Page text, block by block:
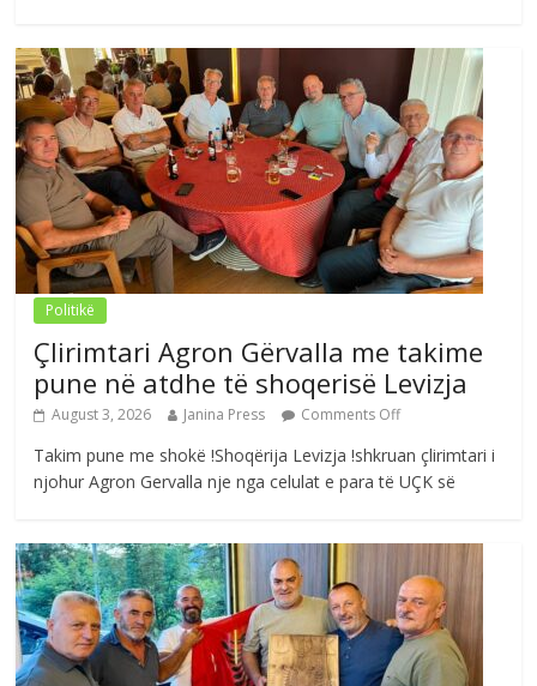
Politikë
Çlirimtari Agron Gërvalla me takime
pune në atdhe të shoqerisë Levizja
August 3, 2026 Janina Press Comments Off
Takim pune me shokë !Shoqërija Levizja !shkruan çlirimtari i
njohur Agron Gervalla nje nga celulat e para të UÇK së